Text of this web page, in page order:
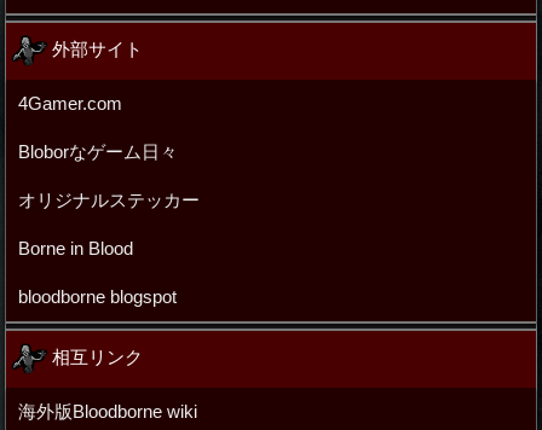
外部サイト
4Gamer.com
Bloborなゲーム日々
オリジナルステッカー
Borne in Blood
bloodborne blogspot
相互リンク
海外版Bloodborne wiki